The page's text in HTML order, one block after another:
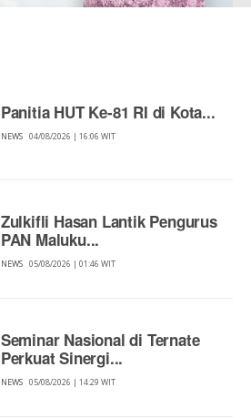
Panitia HUT Ke-81 RI di Kota...
NEWS 04/08/2026 | 16:06 WIT
Zulkifli Hasan Lantik Pengurus
PAN Maluku...
NEWS 05/08/2026 | 01:46 WIT
Seminar Nasional di Ternate
Perkuat Sinergi...
NEWS 05/08/2026 | 14:29 WIT